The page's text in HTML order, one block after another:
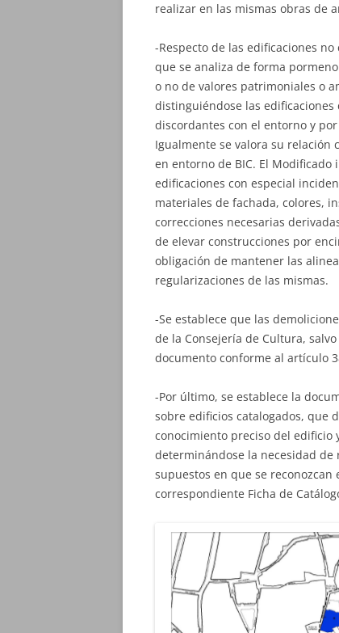
realizar en las mismas obras de
-Respecto de las edificaciones
que se analiza de forma
o no de valores patrimoniales o
distinguiéndose las
discordantes con el entorno y
Igualmente se valora su relación
en entorno de BIC. El Modificado
edificaciones con especial
materiales de fachada, colores,
correcciones necesarias
de elevar construcciones por
obligación de mantener las
regularizaciones de las mismas.
-Se establece que las
de la Consejería de Cultura,
documento conforme al artículo
-Por último, se establece la
sobre edificios catalogados, que
conocimiento preciso del edificio
determinándose la necesidad
supuestos en que se
correspondiente Ficha de